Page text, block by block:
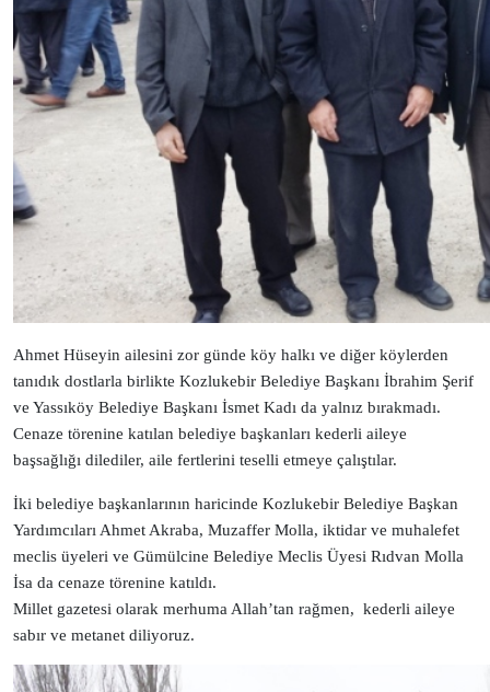
Ahmet Hüseyin ailesini zor günde köy halkı ve diğer köylerden
tanıdık dostlarla birlikte Kozlukebir Belediye Başkanı İbrahim Şerif
ve Yassıköy Belediye Başkanı İsmet Kadı da yalnız bırakmadı.
Cenaze törenine katılan belediye başkanları kederli aileye
başsağlığı dilediler, aile fertlerini teselli etmeye çalıştılar.
İki belediye başkanlarının haricinde Kozlukebir Belediye Başkan
Yardımcıları Ahmet Akraba, Muzaffer Molla, iktidar ve muhalefet
meclis üyeleri ve Gümülcine Belediye Meclis Üyesi Rıdvan Molla
İsa da cenaze törenine katıldı.
Millet gazetesi olarak merhuma Allah’tan rağmen, kederli aileye
sabır ve metanet diliyoruz.